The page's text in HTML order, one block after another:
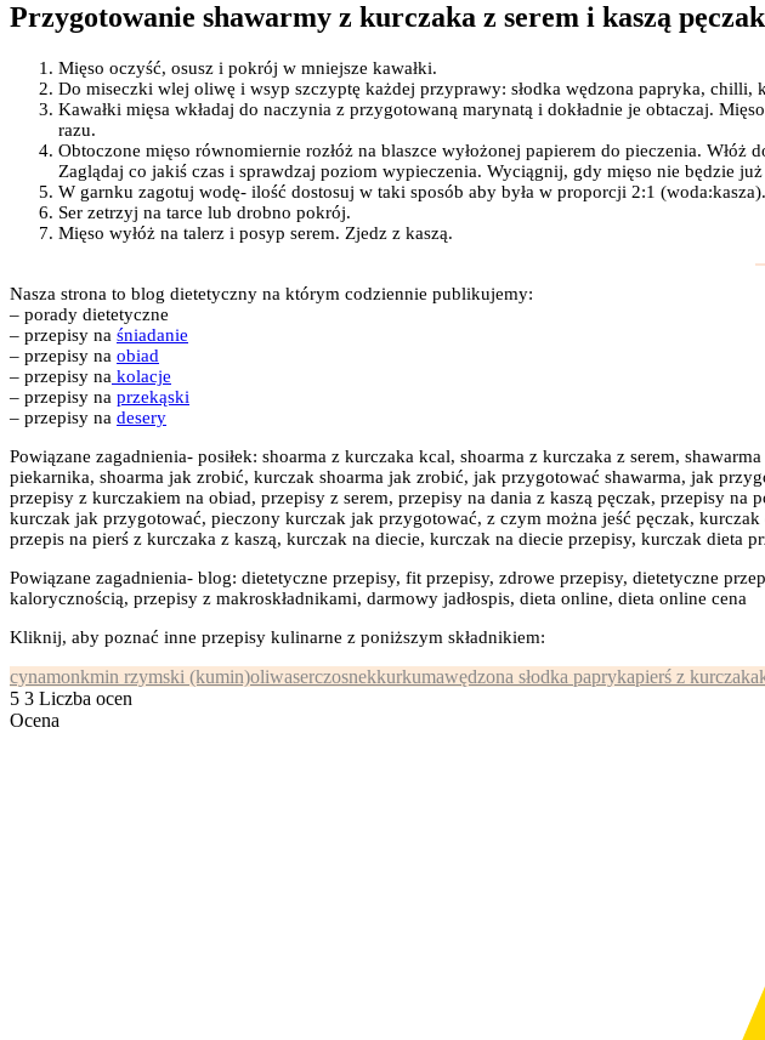
Przygotowanie shawarmy z kurczaka z serem i kaszą
Mięso oczyść, osusz i pokrój w mniejsze kawałki.
Do miseczki wlej oliwę i wsyp szczyptę każdej przyprawy: słodka wędzona papryka,
Kawałki mięsa wkładaj do naczynia z przygotowaną marynatą i dokładnie je obtaczaj.
razu.
Obtoczone mięso równomiernie rozłóż na blaszce wyłożonej papierem do pieczenia.
Zaglądaj co jakiś czas i sprawdzaj poziom wypieczenia. Wyciągnij, gdy mięso nie będzie
W garnku zagotuj wodę- ilość dostosuj w taki sposób aby była w proporcji 2:1
Ser zetrzyj na tarce lub drobno pokrój.
Mięso wyłóż na talerz i posyp serem. Zjedz z kaszą.
Nasza strona to blog dietetyczny na którym codziennie publikujemy:
– porady dietetyczne
– przepisy na śniadanie
– przepisy na obiad
– przepisy na kolacje
– przepisy na przekąski
– przepisy na desery
Powiązane zagadnienia- posiłek: shoarma z kurczaka kcal, shoarma z kurczaka z serem,
piekarnika, shoarma jak zrobić, kurczak shoarma jak zrobić, jak przygotować shawarma, jak
przepisy z kurczakiem na obiad, przepisy z serem, przepisy na dania z kaszą pęczak, przepisy
kurczak jak przygotować, pieczony kurczak jak przygotować, z czym można jeść pęczak,
przepis na pierś z kurczaka z kaszą, kurczak na diecie, kurczak na diecie przepisy, kurczak dieta
Powiązane zagadnienia- blog: dietetyczne przepisy, fit przepisy, zdrowe przepisy, dietetyczne
kalorycznością, przepisy z makroskładnikami, darmowy jadłospis, dieta online, dieta online cena
Kliknij, aby poznać inne przepisy kulinarne z poniższym składnikiem:
cynamonkmin rzymski (kumin)oliwaserczosnekkurkumawędzona słodka paprykapierś z kurczaka
5 3 Liczba ocen
Ocena